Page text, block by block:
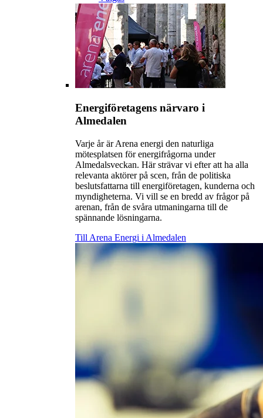
Energiföretagens närvaro i
Almedalen
Varje år är Arena energi den naturliga
mötesplatsen för energifrågorna under
Almedalsveckan. Här strävar vi efter att ha alla
relevanta aktörer på scen, från de politiska
beslutsfattarna till energiföretagen, kunderna och
myndigheterna. Vi vill se en bredd av frågor på
arenan, från de svåra utmaningarna till de
spännande lösningarna.
Till Arena Energi i Almedalen